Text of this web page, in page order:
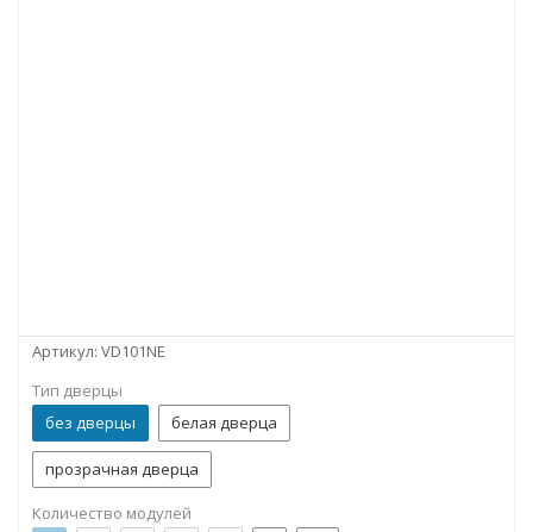
Артикул: VD101NE
Тип дверцы
без дверцы
белая дверца
прозрачная дверца
Количество модулей